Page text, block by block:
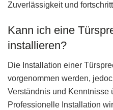
Zuverlässigkeit und
Kann ich eine
installieren?
Die Installation einer
vorgenommen werden,
Verständnis und Kenntnisse
Professionelle Installation